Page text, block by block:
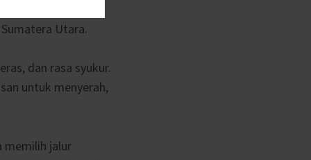
(22) menjadi
Utara.
dan rasa syukur.
untuk menyerah,
memilih jalur